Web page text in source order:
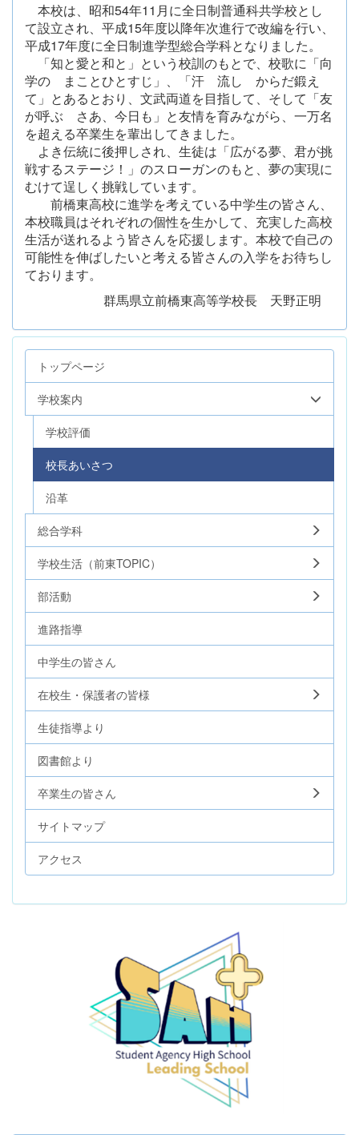
本校は、昭和54年11月に全日制普通科共学校とし
て設立され、平成15年度以降年次進行で改編を行い、
平成17年度に全日制進学型総合学科となりました。
「知と愛と和と」という校訓のもとで、校歌に「向
学の まことひとすじ」、「汗 流し からだ鍛え
て」とあるとおり、文武両道を目指して、そして「友
が呼ぶ さあ、今日も」と友情を育みながら、一万名
を超える卒業生を輩出してきました。
よき伝統に後押しされ、生徒は「広がる夢、君が挑
戦するステージ！」のスローガンのもと、夢の実現に
むけて逞しく挑戦しています。
前橋東高校に進学を考えている中学生の皆さん、
本校職員はそれぞれの個性を生かして、充実した高校
生活が送れるよう皆さんを応援します。本校で自己の
可能性を伸ばしたいと考える皆さんの入学をお待ちし
ております。
群馬県立前橋東高等学校長 天野正明
トップページ
学校案内
学校評価
校長あいさつ
沿革
総合学科
学校生活（前東TOPIC）
部活動
進路指導
中学生の皆さん
在校生・保護者の皆様
生徒指導より
図書館より
卒業生の皆さん
サイトマップ
アクセス